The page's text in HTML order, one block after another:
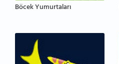
Böcek Yumurtaları